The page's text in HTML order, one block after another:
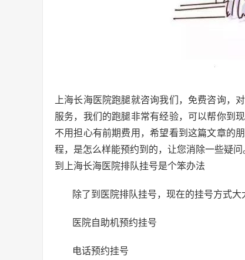
上海长海医院跑腿就咨询我们，免费咨询，
服务，我们的跑腿非常有经验，可以帮你到
不用担心有前期费用，希望看到这篇文章的
程，是怎么样能预约到的，让您消除一些疑问
到上海长海医院排队挂号是个笨办法
除了到医院排队挂号，现在的挂号方式
医院自助机预约挂号
电话预约挂号